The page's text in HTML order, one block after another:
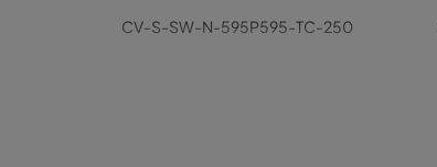
CV-S-SW-N-595P595-TC-250